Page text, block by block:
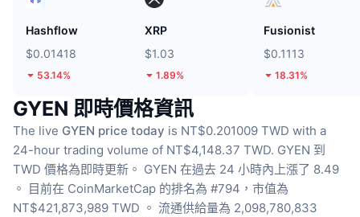
Hashflow
$0.01418
53.14%
XRP
$1.03
1.89%
Fusionist
$0.1113
18.31%
GYEN 即時價格資訊
The live GYEN price today is NT$0.201009 TWD with a
24-hour trading volume of NT$4,148.37 TWD. GYEN 到
TWD 價格為即時更新。 GYEN 在過去 24 小時內上漲了 8.49
。 目前在 CoinMarketCap 的排名為 #794，市值為
NT$421,873,989 TWD 。 流通供給量為 2,098,780,833